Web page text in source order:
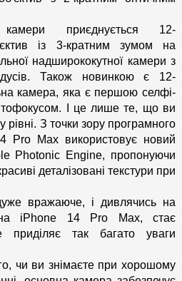
приєднується 12-
із 3-кратним зумом на
надширококутної камери з
Також новинкою є 12-
камера, яка є першою селфі-
І це лише те, що ви
З точки зору програмного
Pro Max використовує новий
Photonic Engine, пропонуючи
деталізовані текстури при
вражаюче, і дивлячись на
на iPhone 14 Pro Max, стає
приділяє так багато уваги
чи ви знімаєте при хорошому